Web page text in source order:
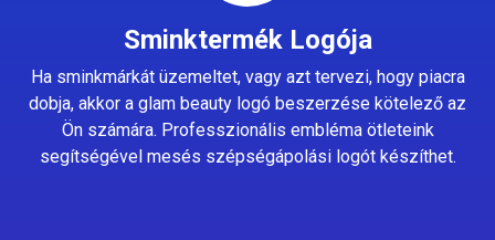
Sminktermék Logója
Ha sminkmárkát üzemeltet, vagy azt tervezi, hogy piacra
dobja, akkor a glam beauty logó beszerzése kötelező az
Ön számára. Professzionális embléma ötleteink
segítségével mesés szépségápolási logót készíthet.